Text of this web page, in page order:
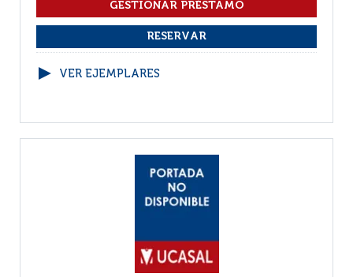
VER EJEMPLARES